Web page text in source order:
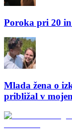
Poroka pri 20
Mlada žena o
približal v